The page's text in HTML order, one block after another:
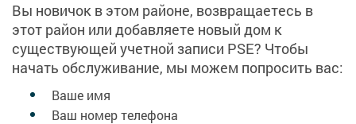
Вы новичок в этом районе, возвращаетесь в
этот район или добавляете новый дом к
существующей учетной записи PSE? Чтобы
начать обслуживание, мы можем попросить вас:
Ваше имя
Ваш номер телефона